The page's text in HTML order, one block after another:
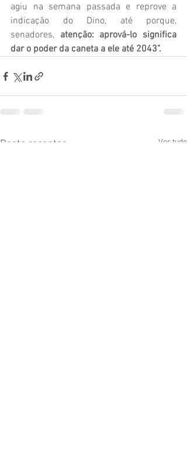
agiu na semana passada e reprove a
indicação do Dino, até porque,
senadores, atenção: aprová-lo significa
dar o poder da caneta a ele até 2043".
Posts recentes Ver tudo